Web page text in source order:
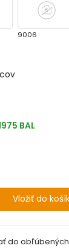
9006
BAL
do obľúbených